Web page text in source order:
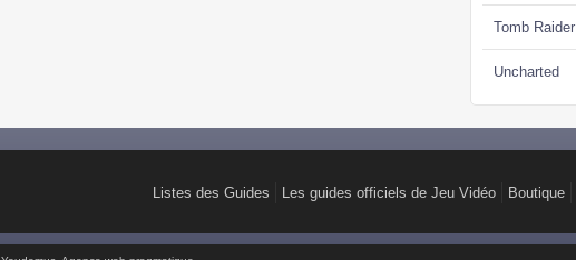
Tomb Raider
Uncharted
Listes des Guides Les guides officiels de Jeu Vidéo Boutique